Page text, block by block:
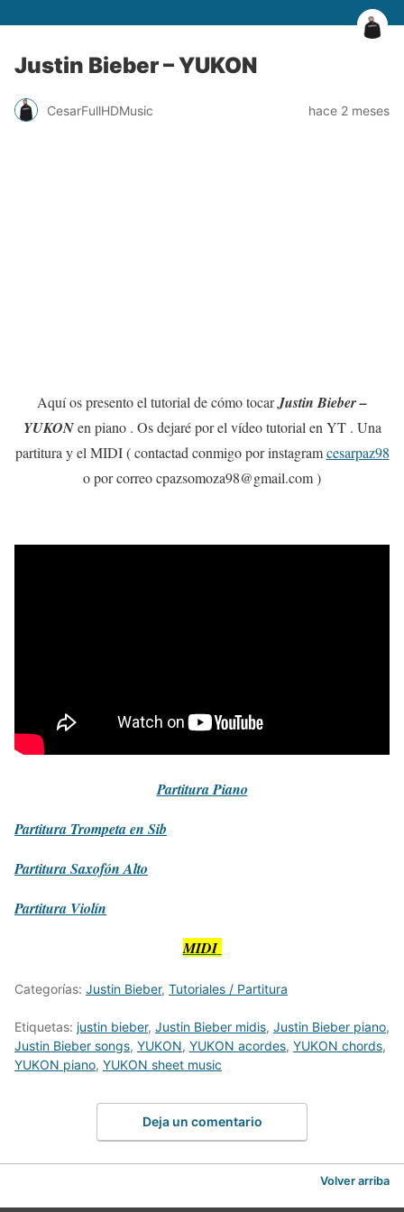
Justin Bieber – YUKON
CesarFullHDMusic hace 2 meses
Aquí os presento el tutorial de cómo tocarJustin Bieber –
YUKONen piano . Os dejaré por el vídeo tutorial en YT . Una
partitura y el MIDI ( contactad conmigo por instagramcesarpaz98
o por correo cpazsomoza98@gmail.com )
PartituraPiano
Partitura Trompeta en Sib
PartituraSaxofón Alto
Partitura Violín
MIDI
Categorías: Justin Bieber, Tutoriales / Partitura
Etiquetas: justin bieber, Justin Bieber midis, Justin Bieber piano,
Justin Bieber songs, YUKON, YUKON acordes, YUKON chords,
YUKON piano, YUKON sheet music
Deja un comentario
Volver arriba